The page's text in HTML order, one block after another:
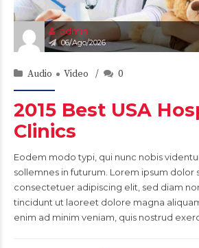
admin
06/Ago/2026
Audio Video 0
2015 Best USA
Clinics
Eodem modo typi, qui nunc nobis
sollemnes in futurum. Lorem ipsum dolor
consectetuer adipiscing elit, sed diam
tincidunt ut laoreet dolore magna
enim ad minim veniam, quis nostrud